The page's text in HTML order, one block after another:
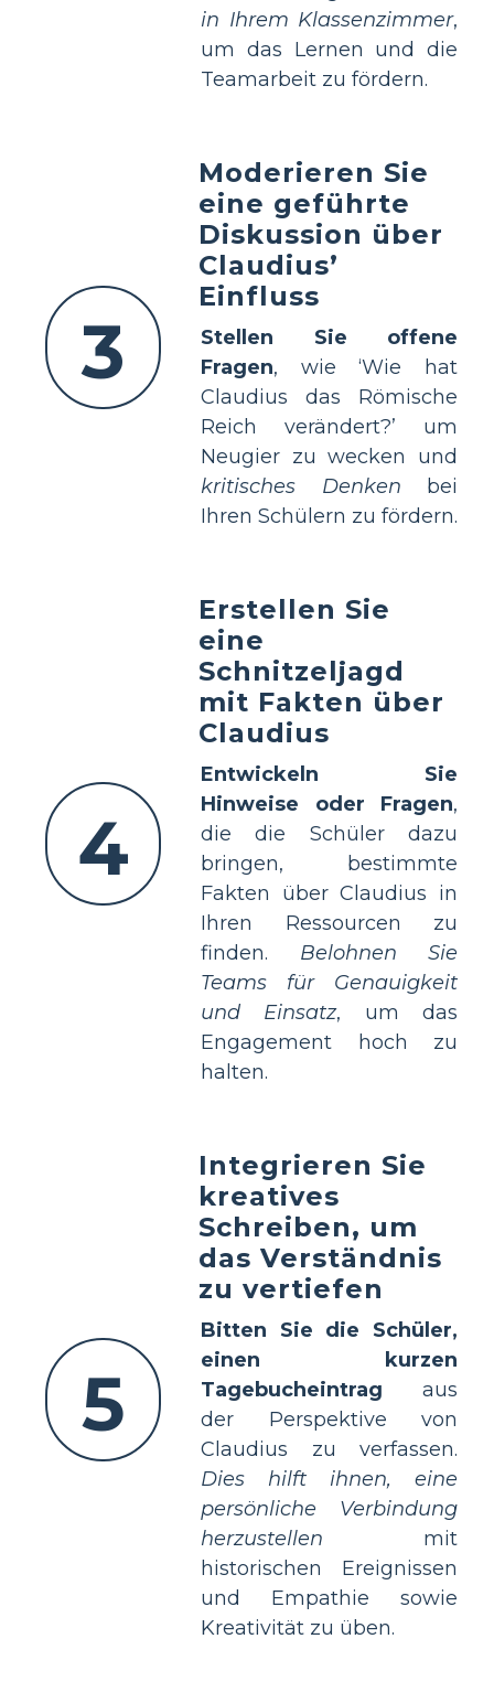
in Ihrem Klassenzimmer,
um das Lernen und die
Teamarbeit zu fördern.
3
Moderieren Sie
eine geführte
Diskussion über
Claudius’
Einfluss
Stellen Sie offene
Fragen, wie ‘Wie hat
Claudius das Römische
Reich verändert?’ um
Neugier zu wecken und
kritisches Denken bei
Ihren Schülern zu fördern.
4
Erstellen Sie
eine
Schnitzeljagd
mit Fakten über
Claudius
Entwickeln Sie
Hinweise oder Fragen,
die die Schüler dazu
bringen, bestimmte
Fakten über Claudius in
Ihren Ressourcen zu
finden. Belohnen Sie
Teams für Genauigkeit
und Einsatz, um das
Engagement hoch zu
halten.
5
Integrieren Sie
kreatives
Schreiben, um
das Verständnis
zu vertiefen
Bitten Sie die Schüler,
einen kurzen
Tagebucheintrag aus
der Perspektive von
Claudius zu verfassen.
Dies hilft ihnen, eine
persönliche Verbindung
herzustellen mit
historischen Ereignissen
und Empathie sowie
Kreativität zu üben.